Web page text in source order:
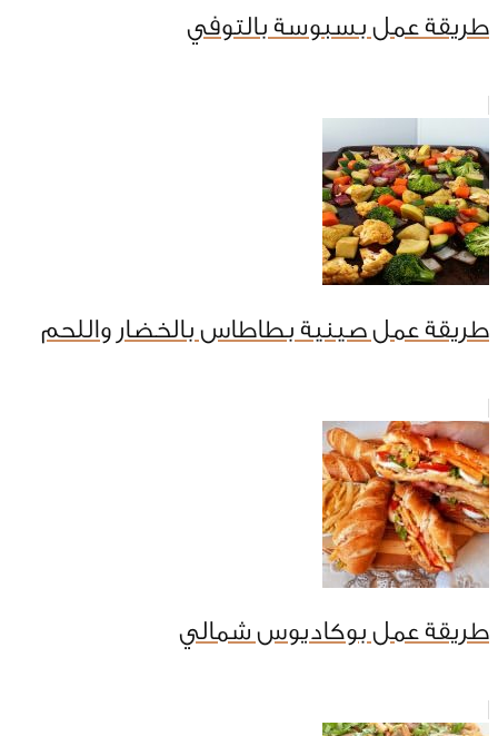
طريقة عمل بسبوسة بالتوفي
طريقة عمل صينية بطاطاس بالخضار واللحم
طريقة عمل بوكاديوس شمالي